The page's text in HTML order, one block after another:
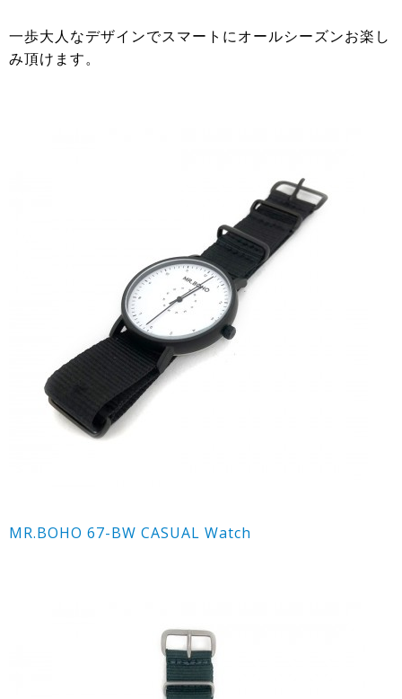
一歩大人なデザインでスマートにオールシーズンお楽し
み頂けます。
MR.BOHO 67-BW CASUAL Watch